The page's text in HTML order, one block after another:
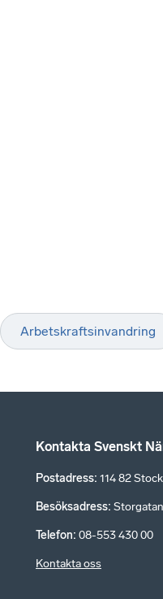
Arbetskraftsinvandring
Kontakta Svenskt
Postadress: 114 82
Besöksadress:
Telefon: 08-553 430 00
Kontakta oss